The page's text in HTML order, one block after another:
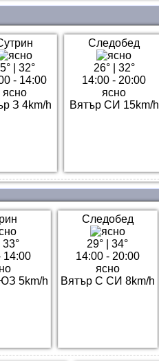
|32°
- 14:00
ясно
З 4km/h
Следобед
26°| 32°
14:00 - 20:00
ясно
Вятър СИ 15km/h
33°
14:00
5km/h
Следобед
29°
34°
14:00 - 20:00
ясно
Вятър С СИ 8km/h